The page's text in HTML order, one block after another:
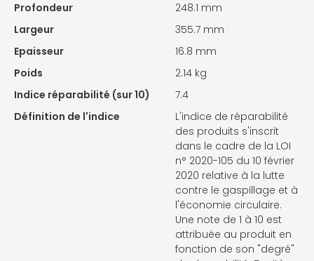
Profondeur
248.1 mm
Largeur
355.7 mm
Epaisseur
16.8 mm
Poids
2.14 kg
Indice réparabilité (sur 10)
7.4
Définition de l'indice
L'indice de réparabilité
des produits s'inscrit
dans le cadre de la LOI
n° 2020-105 du 10 février
2020 relative à la lutte
contre le gaspillage et à
l'économie circulaire.
Une note de 1 à 10 est
attribuée au produit en
fonction de son "degré"